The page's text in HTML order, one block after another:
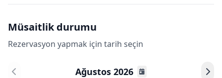
Müsaitlik durumu
Rezervasyon yapmak için tarih seçin
Ağustos 2026